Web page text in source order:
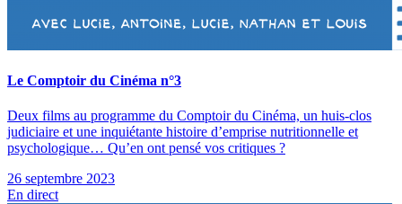
Le Comptoir du Cinéma n°3
Deux films au programme du Comptoir du Cinéma, un huis-clos
judiciaire et une inquiétante histoire d’emprise nutritionnelle et
psychologique… Qu’en ont pensé vos critiques ?
26 septembre 2023
En direct